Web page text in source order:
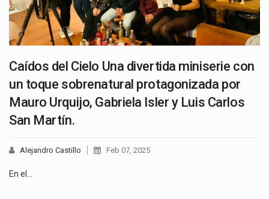
Caídos del Cielo Una divertida miniserie con
un toque sobrenatural protagonizada por
Mauro Urquijo, Gabriela Isler y Luis Carlos
San Martín.
Alejandro Castillo Feb 07, 2025
En el…